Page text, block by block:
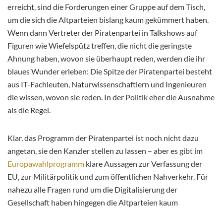
erreicht, sind die Forderungen einer Gruppe auf dem Tisch,
um die sich die Altparteien bislang kaum gekümmert haben.
Wenn dann Vertreter der Piratenpartei in Talkshows auf
Figuren wie Wiefelspütz treffen, die nicht die geringste
Ahnung haben, wovon sie überhaupt reden, werden die ihr
blaues Wunder erleben: Die Spitze der Piratenpartei besteht
aus IT-Fachleuten, Naturwissenschaftlern und Ingenieuren
die wissen, wovon sie reden. In der Politik eher die Ausnahme
als die Regel.
Klar, das Programm der Piratenpartei ist noch nicht dazu
angetan, sie den Kanzler stellen zu lassen – aber es gibt im
Europawahlprogramm klare Aussagen zur Verfassung der
EU, zur Militärpolitik und zum öffentlichen Nahverkehr. Für
nahezu alle Fragen rund um die Digitalisierung der
Gesellschaft haben hingegen die Altparteien kaum